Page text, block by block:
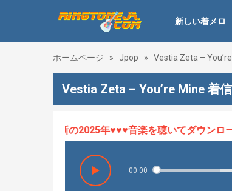
新しい着メロ
ホームページ » Jpop » Vestia Zeta –
Vestia Zeta – You’re Mine 着
、最新の2025年♥♥♥音楽を聴いてダウンロード
00:00